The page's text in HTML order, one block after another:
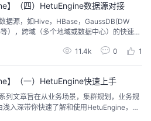
】（四）HetuEngine数据源对接
据源，如Hive，HBase，GaussDB(DW
），跨域（多个地域或数据中心）的快速联
的数据源对接能力与操作实践进行
11.4k 0 1
】（一）HetuEngine快速上手
列文章旨在从业务场景，集群规划，业务规
入深带你快速了解和使用HetuEngine，进